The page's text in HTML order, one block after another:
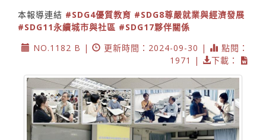
本報導連結 #SDG4優質教育 #SDG8尊嚴就業與經濟發展
#SDG11永續城市與社區 #SDG17夥伴關係
NO.1182 B |
更新時間：2024-09-30 |
點閱：
1971 |
下載：